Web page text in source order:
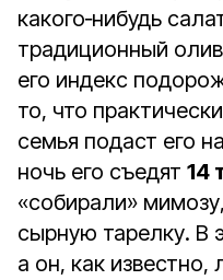
какого‑нибудь
традиционный
его индекс
то, что
семья подаст его
ночь его съедят 14
«собирали»
сырную тарелку. В
а он, как